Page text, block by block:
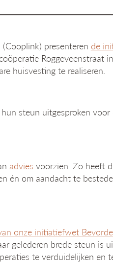
presenteren de
Roggeveenstraat
huisvesting te realiseren.
steun uitgesproken
advies voorzien. Zo heeft
én om aandacht te
onze initiatiefwet
gelederen brede steun is
te verduidelijken en